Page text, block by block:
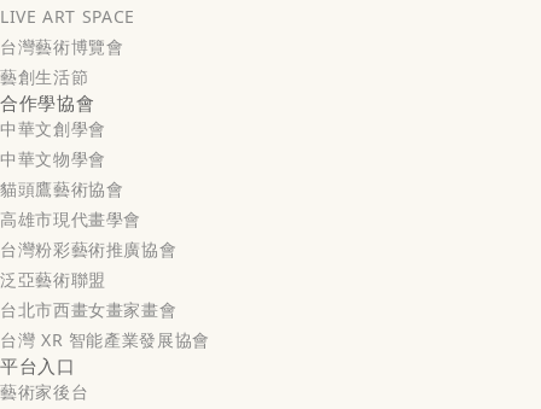
LIVE ART SPACE
台灣藝術博覽會
藝創生活節
合作學協會
中華文創學會
中華文物學會
貓頭鷹藝術協會
高雄市現代畫學會
台灣粉彩藝術推廣協會
泛亞藝術聯盟
台北市西畫女畫家畫會
台灣 XR 智能產業發展協會
平台入口
藝術家後台